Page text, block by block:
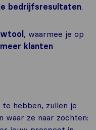
bedrijfsresultaten.
, waarmee je op
klanten
hebben, zullen je
waar ze naar zochten: